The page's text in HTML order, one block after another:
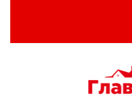
ДАЧА, САД И ОГОРОД